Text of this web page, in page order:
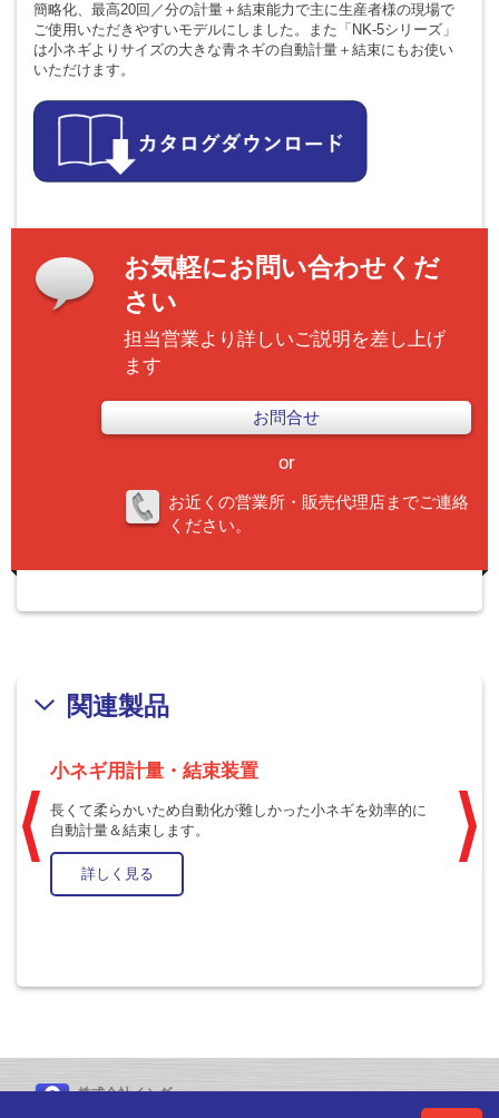
簡略化、最高20回／分の計量＋結束能力で主に生産者様の現場で
ご使用いただきやすいモデルにしました。また「NK-5シリーズ」
は小ネギよりサイズの大きな青ネギの自動計量＋結束にもお使い
いただけます。
お気軽にお問い合わせくだ
さい
担当営業より詳しいご説明を差し上げ
ます
お問合せ
or
お近くの営業所・販売代理店までご連絡
ください。
関連製品
小ネギ用計量・結束装置
長くて柔らかいため自動化が難しかった小ネギを効率的に
自動計量＆結束します。
詳しく見る
株式会社イシダ